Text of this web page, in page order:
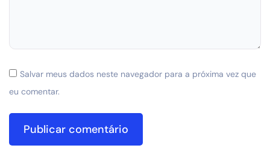
Salvar meus dados neste navegador para a próxima vez que
eu comentar.